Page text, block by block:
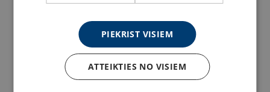
Skatīt Skatīt
PIEKRIST VISIEM
ATTEIKTIES NO VISIEM